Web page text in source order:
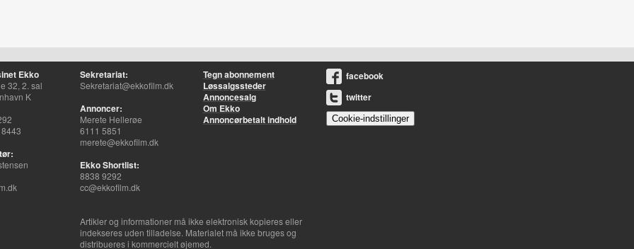
Ekko
32, 2. sal
K
Sekretariat:
Sekretariat@ekkofilm.dk
Annoncer:
Merete Hellerøe
6111 5851
merete@ekkofilm.dk
Ekko Shortlist:
8838 9292
cc@ekkofilm.dk
Tegn abonnement
Løssalgssteder
Annoncesalg
Om Ekko
Annoncørbetalt indhold
facebook
twitter
Cookie-indstillinger
Artikler og informationer må ikke elektronisk kopieres eller
indekseres uden tilladelse. Materialet må ikke bruges og
distribueres i kommercielt øjemed.